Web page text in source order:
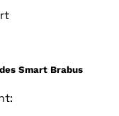
Smart Brabus